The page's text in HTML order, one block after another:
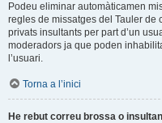
Podeu eliminar automàticamen
regles de missatges del Tauler de
privats insultants per part d’un
moderadors ja que poden
l’usuari.
Torna a l’inici
He rebut correu brossa o